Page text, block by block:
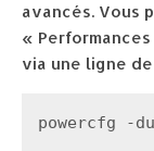
avancés. Vous
«
via une ligne
powercfg -